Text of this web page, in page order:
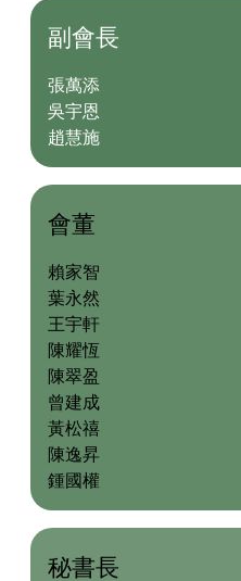
副會長
張萬添
吳宇恩
趙慧施
會董
賴家智
葉永然
王宇軒
陳耀恆
陳翠盈
曾建成
黃松禧
陳逸昇
鍾國權
秘書長